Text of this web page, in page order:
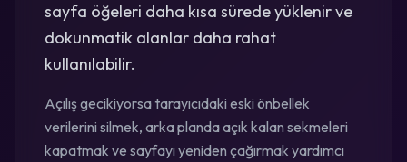
sayfa öğeleri daha kısa sürede yüklenir ve
dokunmatik alanlar daha rahat
kullanılabilir.
Açılış gecikiyorsa tarayıcıdaki eski önbellek
verilerini silmek, arka planda açık kalan sekmeleri
kapatmak ve sayfayı yeniden çağırmak yardımcı